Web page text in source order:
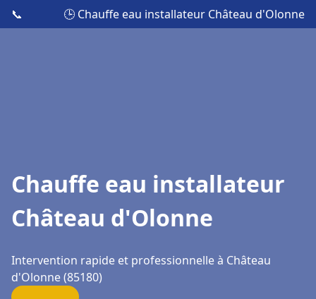
📞 🕒 Chauffe eau installateur Château d'Olonne
Chauffe eau installateur
Château d'Olonne
Intervention rapide et professionnelle à Château
d'Olonne (85180)